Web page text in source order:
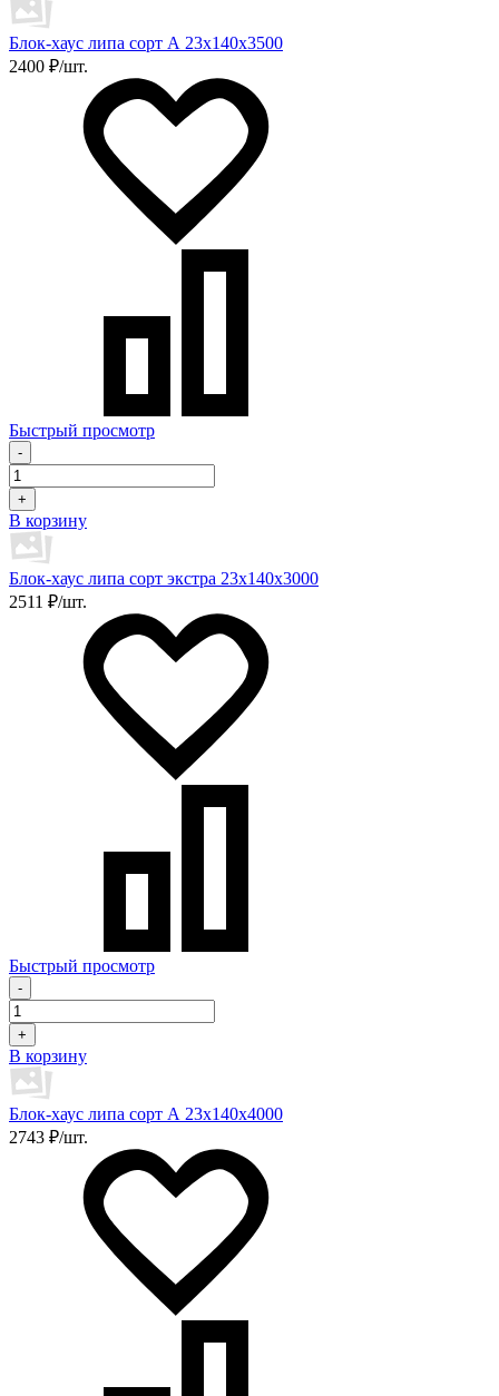
Блок-хаус липа сорт А 23х140х3500
2400 ₽/шт.
Быстрый просмотр
-
+
В корзину
Блок-хаус липа сорт экстра 23х140х3000
2511 ₽/шт.
Быстрый просмотр
-
+
В корзину
Блок-хаус липа сорт А 23х140х4000
2743 ₽/шт.